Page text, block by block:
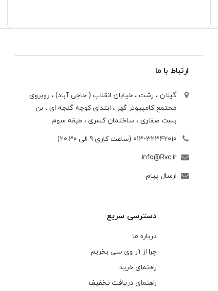
ارتباط با ما
گیلان ، رشت ، خيابان انقلاب ( حاجی آباد) ، روبروی
مجتمع كامپيوتر گهر ، ابتدای كوچه گنجه ای ، بن
بست صفاری ، ساختمان كسری ، طبقه سوم
013-32342010 (ساعت کاری 9 الی 20:30)
info@Rvc.ir
ارسال پیام
دسترسی سریع
درباره ما
چرا از آر وی سی بخریم
راهنمای خرید
راهنمای دریافت تخفیف